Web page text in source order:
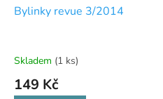
Bylinky revue 3/2014
Skladem (1 ks)
149 Kč